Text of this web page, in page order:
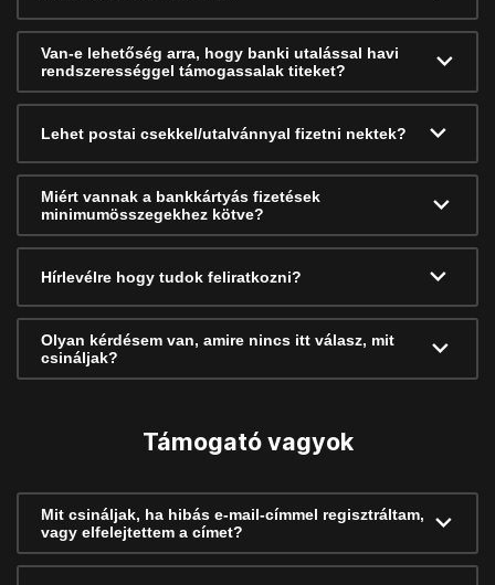
Van-e lehetőség arra, hogy banki utalással havi
rendszerességgel támogassalak titeket?
Lehet postai csekkel/utalvánnyal fizetni nektek?
Miért vannak a bankkártyás fizetések
minimumösszegekhez kötve?
Hírlevélre hogy tudok feliratkozni?
Olyan kérdésem van, amire nincs itt válasz, mit
csináljak?
Támogató vagyok
Mit csináljak, ha hibás e-mail-címmel regisztráltam,
vagy elfelejtettem a címet?